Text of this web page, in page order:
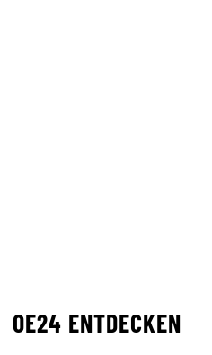
OE24 ENTDECKEN